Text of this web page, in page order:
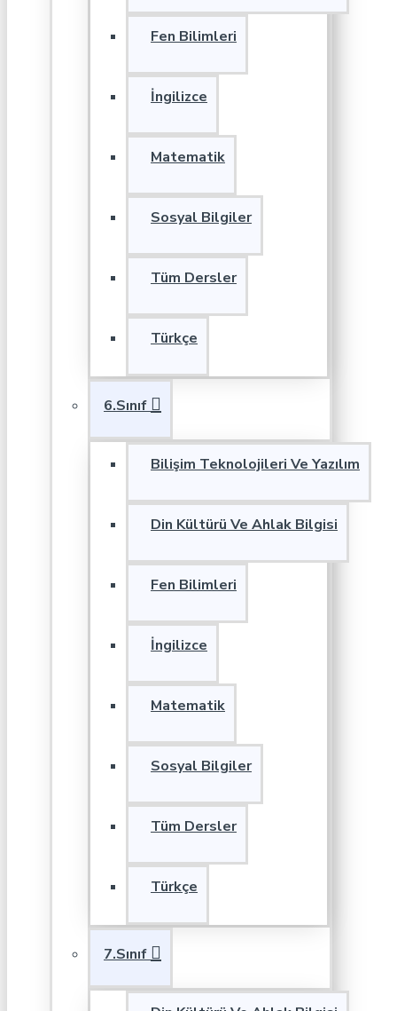
Fen Bilimleri
İngilizce
Matematik
Sosyal Bilgiler
Tüm Dersler
Türkçe
6.Sınıf
Bilişim Teknolojileri Ve Yazılım
Din Kültürü Ve Ahlak Bilgisi
Fen Bilimleri
İngilizce
Matematik
Sosyal Bilgiler
Tüm Dersler
Türkçe
7.Sınıf